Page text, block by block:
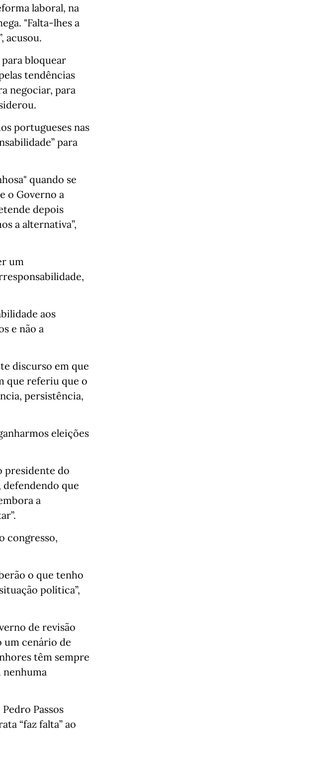
laboral, na
"Falta-lhes a
acusou.
bloquear
tendências
negociar, para
portugueses nas
para
quando se
o Governo a
depois
a alternativa”,
um
aos
e não a
discurso em que
que referiu que o
persistência,
eleições
presidente do
defendendo que
a
congresso,
o que tenho
política”,
de revisão
um cenário de
têm sempre
nenhuma
Passos
“faz falta” ao